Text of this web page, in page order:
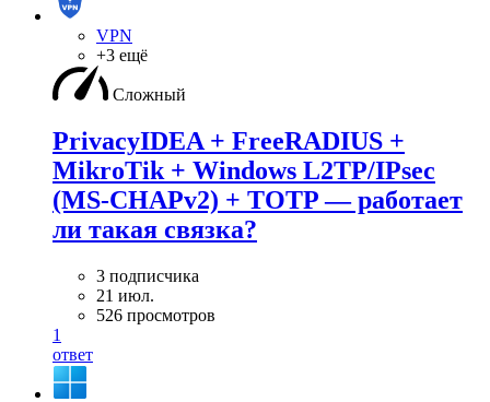
VPN
+3 ещё
Сложный
PrivacyIDEA + FreeRADIUS +
MikroTik + Windows L2TP/IPsec
(MS-CHAPv2) + TOTP — работает
ли такая связка?
3 подписчика
21 июл.
526 просмотров
1
ответ